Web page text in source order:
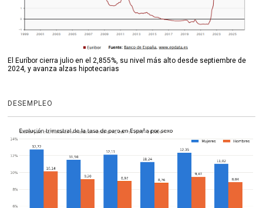
El Euríbor cierra julio en el 2,855%, su nivel más alto desde septiembre de
2024, y avanza alzas hipotecarias
DESEMPLEO